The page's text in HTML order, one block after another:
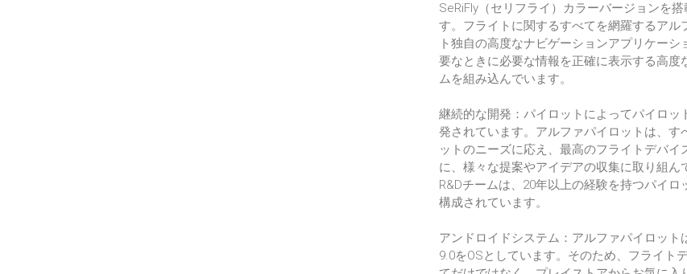
SeRiFly（セリフライ）カラーバージョンを搭
す。フライトに関するすべてを網羅するアル
ト独自の高度なナビゲーションアプリケーシ
要なときに必要な情報を正確に表示する高度
ムを組み込んでいます。
継続的な開発：パイロットによってパイロッ
発されています。アルファパイロットは、す
ットのニーズに応え、最高のフライトデバイ
に、様々な提案やアイデアの収集に取り組ん
R&Dチームは、20年以上の経験を持つパイロ
構成されています。
アンドロイドシステム：アルファパイロット
9.0をOSとしています。そのため、フライト